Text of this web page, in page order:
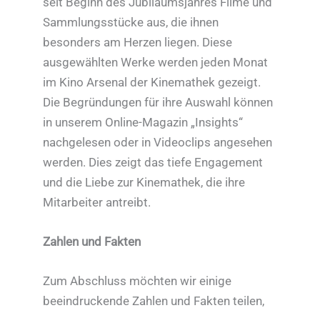
Sammlungsstücke aus, die ihnen
besonders am Herzen liegen. Diese
ausgewählten Werke werden jeden Monat
im Kino Arsenal der Kinemathek gezeigt.
Die Begründungen für ihre Auswahl können
in unserem Online-Magazin „Insights“
nachgelesen oder in Videoclips angesehen
werden. Dies zeigt das tiefe Engagement
und die Liebe zur Kinemathek, die ihre
Mitarbeiter antreibt.
Zahlen und Fakten
Zum Abschluss möchten wir einige
beeindruckende Zahlen und Fakten teilen,